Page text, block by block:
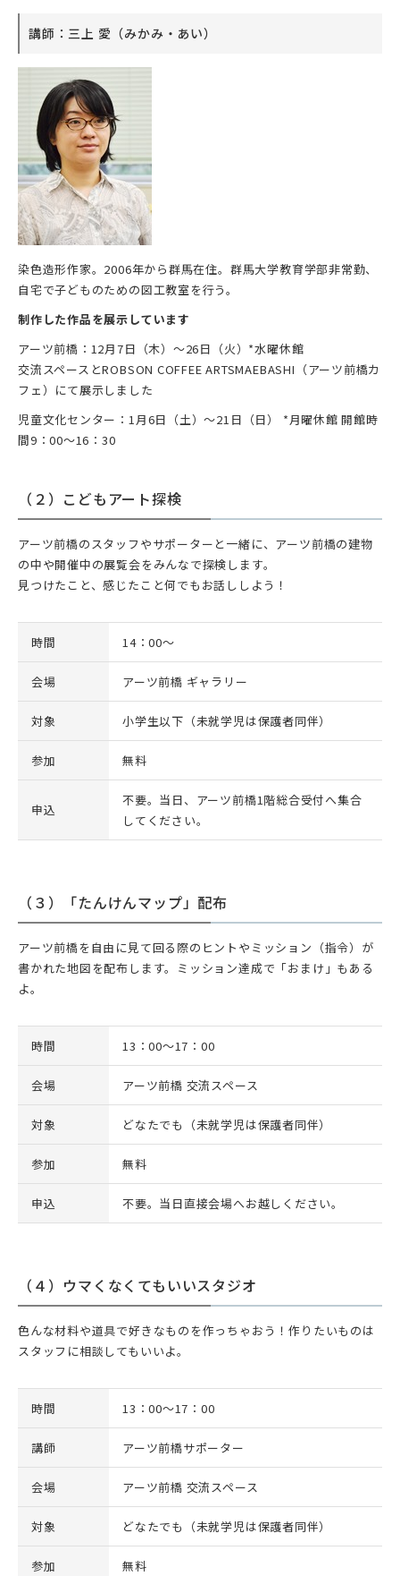
講師：三上 愛（みかみ・あい）
染色造形作家。2006年から群馬在住。群馬大学教育学部非常勤、
自宅で子どものための図工教室を行う。
制作した作品を展示しています
アーツ前橋：12月7日（木）～26日（火）*水曜休館
交流スペースとROBSON COFFEE ARTSMAEBASHI（アーツ前橋カ
フェ）にて展示しました
児童文化センター：1月6日（土）～21日（日） *月曜休館 開館時
間9：00～16：30
（２）こどもアート探検
アーツ前橋のスタッフやサポーターと一緒に、アーツ前橋の建物
の中や開催中の展覧会をみんなで探検します。
見つけたこと、感じたこと何でもお話ししよう！
時間 14：00～
会場 アーツ前橋 ギャラリー
対象 小学生以下（未就学児は保護者同伴）
参加 無料
申込
不要。当日、アーツ前橋1階総合受付へ集合
してください。
（３）「たんけんマップ」配布
アーツ前橋を自由に見て回る際のヒントやミッション（指令）が
書かれた地図を配布します。ミッション達成で「おまけ」もある
よ。
時間 13：00～17：00
会場 アーツ前橋 交流スペース
対象 どなたでも（未就学児は保護者同伴）
参加 無料
申込 不要。当日直接会場へお越しください。
（４）ウマくなくてもいいスタジオ
色んな材料や道具で好きなものを作っちゃおう！作りたいものは
スタッフに相談してもいいよ。
時間 13：00～17：00
講師 アーツ前橋サポーター
会場 アーツ前橋 交流スペース
対象 どなたでも（未就学児は保護者同伴）
参加 無料